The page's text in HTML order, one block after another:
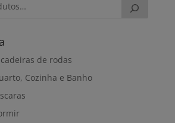
de rodas
Cozinha e Banho